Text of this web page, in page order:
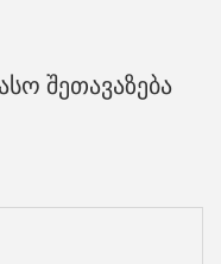
შეთავაზება